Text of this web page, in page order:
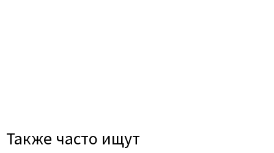
Также часто ищут